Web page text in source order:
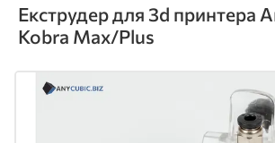
Екструдер для 3d принтера
Kobra Max/Plus